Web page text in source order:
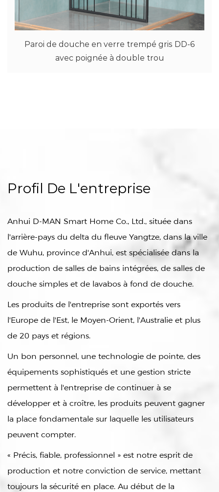
gris DD-6
Écran de douche profilé en
1, verre trempé transparent
Profil De L'entreprise
Anhui D-MAN Smart Home Co., Ltd., située dans
l'arrière-pays du delta du fleuve Yangtze, dans la ville
de Wuhu, province d'Anhui, est spécialisée dans la
production de salles de bains intégrées, de salles de
douche simples et de lavabos à fond de douche.
Les produits de l'entreprise sont exportés vers
l'Europe de l'Est, le Moyen-Orient, l'Australie et plus
de 20 pays et régions.
Un bon personnel, une technologie de pointe, des
équipements sophistiqués et une gestion stricte
permettent à l'entreprise de continuer à se
développer et à croître, les produits peuvent gagner
la place fondamentale sur laquelle les utilisateurs
peuvent compter.
« Précis, fiable, professionnel » est notre esprit de
production et notre conviction de service, mettant
toujours la sécurité en place. Au début de la